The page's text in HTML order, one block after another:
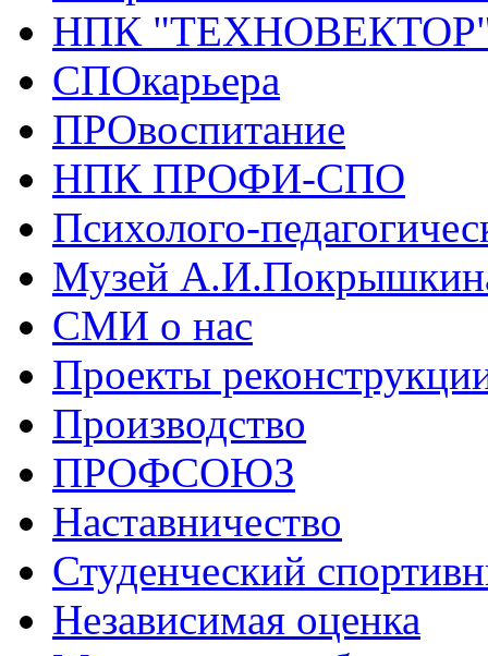
НПК
СПОкарьера
ПРОвоспитание
НПК ПРОФИ-СПО
Психолого-
Музей
СМИ о нас
Проекты
Производство
ПРОФСОЮЗ
Наставничество
Студенческий
Независимая оценка